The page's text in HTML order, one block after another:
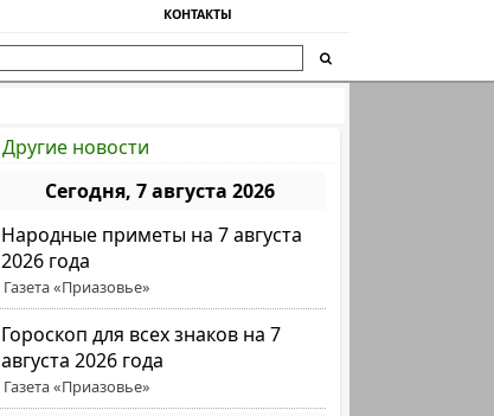
КОНТАКТЫ
Другие новости
Сегодня, 7 августа 2026
Народные приметы на 7 августа
2026 года
Газета «Приазовье»
Гороскоп для всех знаков на 7
августа 2026 года
Газета «Приазовье»